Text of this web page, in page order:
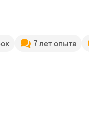
7 лет опыта